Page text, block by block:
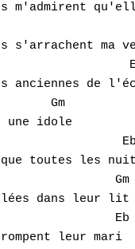
m'admirent
s'arrachent ma
anciennes de
une idole
toutes les
dans leur lit
leur mari
G
H
I
K
L
M